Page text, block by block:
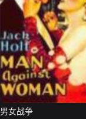
男女战争